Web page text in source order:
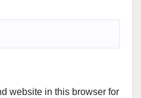
website in this browser for